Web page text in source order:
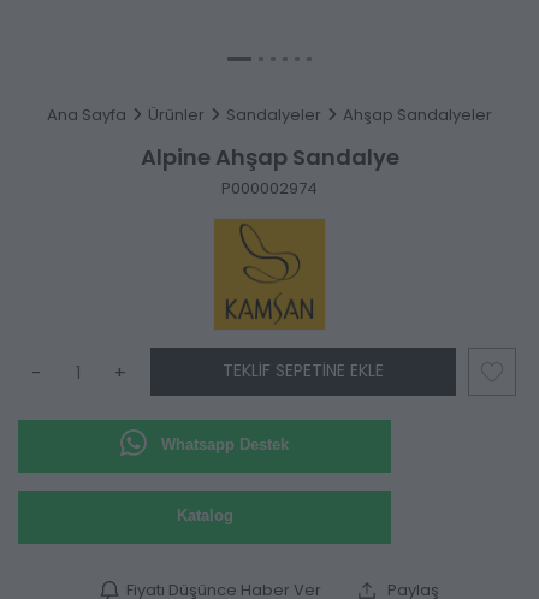
Ana Sayfa Ürünler Sandalyeler Ahşap Sandalyeler
Alpine Ahşap Sandalye
P000002974
- + TEKLIF SEPETINE EKLE
Whatsapp Destek
Katalog
Fiyatı Düşünce Haber Ver Paylaş